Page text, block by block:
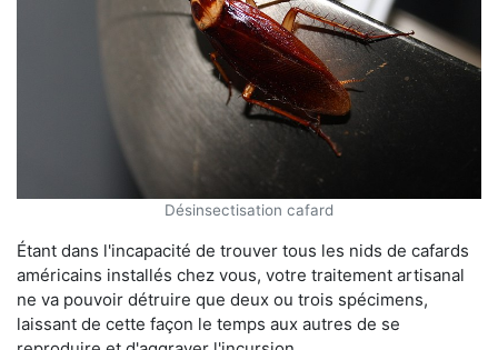
Désinsectisation cafard
Étant dans l'incapacité de trouver tous les nids de cafards
américains installés chez vous, votre traitement artisanal
ne va pouvoir détruire que deux ou trois spécimens,
laissant de cette façon le temps aux autres de se